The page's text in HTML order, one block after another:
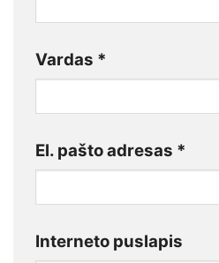
Vardas *
El. pašto adresas *
Interneto puslapis